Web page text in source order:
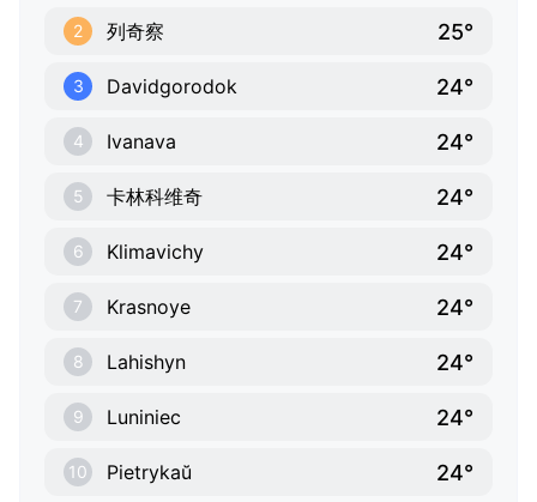
2 列奇察 25°
3 Davidgorodok 24°
4 Ivanava 24°
5 卡林科维奇 24°
6 Klimavichy 24°
7 Krasnoye 24°
8 Lahishyn 24°
9 Luniniec 24°
10 Pietrykaŭ 24°